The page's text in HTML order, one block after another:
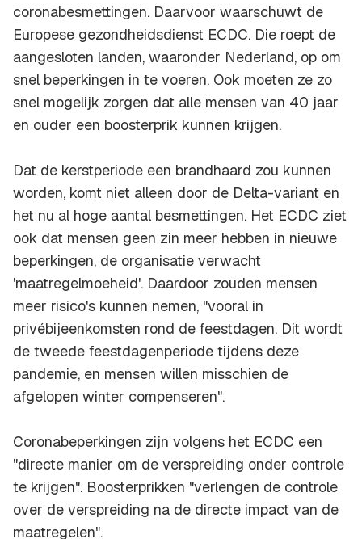
coronabesmettingen. Daarvoor waarschuwt de
Europese gezondheidsdienst ECDC. Die roept de
aangesloten landen, waaronder Nederland, op om
snel beperkingen in te voeren. Ook moeten ze zo
snel mogelijk zorgen dat alle mensen van 40 jaar
en ouder een boosterprik kunnen krijgen.
Dat de kerstperiode een brandhaard zou kunnen
worden, komt niet alleen door de Delta-variant en
het nu al hoge aantal besmettingen. Het ECDC ziet
ook dat mensen geen zin meer hebben in nieuwe
beperkingen, de organisatie verwacht
'maatregelmoeheid'. Daardoor zouden mensen
meer risico's kunnen nemen, "vooral in
privébijeenkomsten rond de feestdagen. Dit wordt
de tweede feestdagenperiode tijdens deze
pandemie, en mensen willen misschien de
afgelopen winter compenseren".
Coronabeperkingen zijn volgens het ECDC een
"directe manier om de verspreiding onder controle
te krijgen". Boosterprikken "verlengen de controle
over de verspreiding na de directe impact van de
maatregelen".